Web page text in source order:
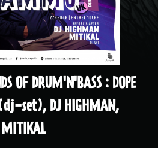
OF DRUM'N'BASS : DOPE
set), DJ HIGHMAN,
MITIKAL